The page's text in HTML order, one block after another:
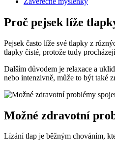
Proč pejsek líže
Pejsek často líže své tlapky z
tlapky čisté, protože tudy
Dalším důvodem je relaxace a
nebo intenzivně, může to být také
Možné zdravotní
Lízání tlap je běžným chováním,